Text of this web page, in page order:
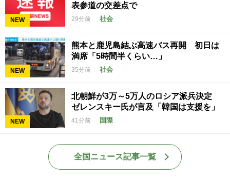
NEW
表参道の交差点で
29分前 社会
NEW
熊本と鹿児島結ぶ高速バス再開 初日は
満席「5時間半くらい…」
35分前 社会
NEW
北朝鮮が3万～5万人のロシア派兵決定
ゼレンスキー氏が言及「韓国は支援を」
41分前 国際
全国ニュース記事一覧